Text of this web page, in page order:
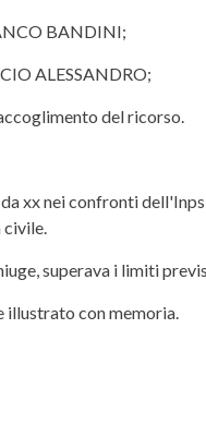
BANDINI;
ALESSANDRO;
del ricorso.
xx nei confronti
civile.
superava i limiti
illustrato con memoria.